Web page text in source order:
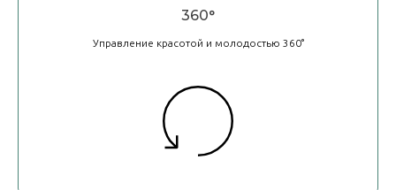
360°
Управление красотой и молодостью 360°